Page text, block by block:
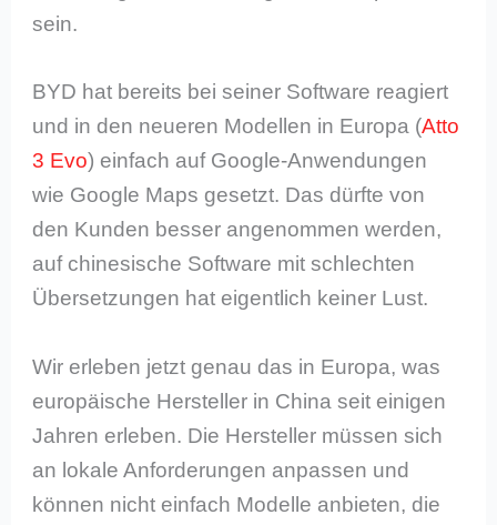
sein.
BYD hat bereits bei seiner Software reagiert
und in den neueren Modellen in Europa (Atto
3 Evo) einfach auf Google-Anwendungen
wie Google Maps gesetzt. Das dürfte von
den Kunden besser angenommen werden,
auf chinesische Software mit schlechten
Übersetzungen hat eigentlich keiner Lust.
Wir erleben jetzt genau das in Europa, was
europäische Hersteller in China seit einigen
Jahren erleben. Die Hersteller müssen sich
an lokale Anforderungen anpassen und
können nicht einfach Modelle anbieten, die